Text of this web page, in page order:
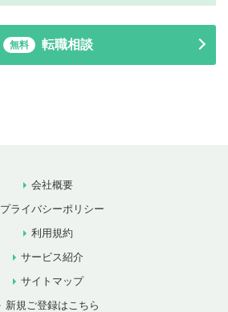
無料 転職相談
会社概要
プライバシーポリシー
利用規約
サービス紹介
サイトマップ
新規ご登録はこちら